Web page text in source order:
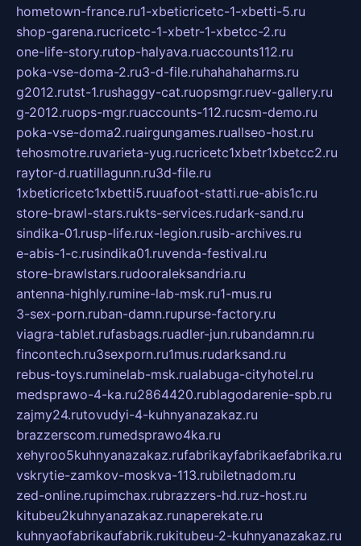
hometown-france.ru1-xbeticricetc-1-xbetti-5.ru
shop-garena.rucricetc-1-xbetr-1-xbetcc-2.ru
one-life-story.rutop-halyava.ruaccounts112.ru
poka-vse-doma-2.ru3-d-file.ruhahahaharms.ru
g2012.rutst-1.rushaggy-cat.ruopsmgr.ruev-gallery.ru
g-2012.ruops-mgr.ruaccounts-112.rucsm-demo.ru
poka-vse-doma2.ruairgungames.ruallseo-host.ru
tehosmotre.ruvarieta-yug.rucricetc1xbetr1xbetcc2.ru
raytor-d.ruatillagunn.ru3d-file.ru
1xbeticricetc1xbetti5.ruuafoot-statti.rue-abis1c.ru
store-brawl-stars.rukts-services.rudark-sand.ru
sindika-01.rusp-life.rux-legion.rusib-archives.ru
e-abis-1-c.rusindika01.ruvenda-festival.ru
store-brawlstars.rudooraleksandria.ru
antenna-highly.rumine-lab-msk.ru1-mus.ru
3-sex-porn.ruban-damn.rupurse-factory.ru
viagra-tablet.rufasbags.ruadler-jun.rubandamn.ru
fincontech.ru3sexporn.ru1mus.rudarksand.ru
rebus-toys.ruminelab-msk.rualabuga-cityhotel.ru
medsprawo-4-ka.ru2864420.rublagodarenie-spb.ru
zajmy24.rutovudyi-4-kuhnyanazakaz.ru
brazzerscom.rumedsprawo4ka.ru
xehyroo5kuhnyanazakaz.rufabrikayfabrikaefabrika.ru
vskrytie-zamkov-moskva-113.rubiletnadom.ru
zed-online.rupimchax.rubrazzers-hd.ruz-host.ru
kitubeu2kuhnyanazakaz.runaperekate.ru
kuhnyaofabrikaufabrik.rukitubeu-2-kuhnyanazakaz.ru